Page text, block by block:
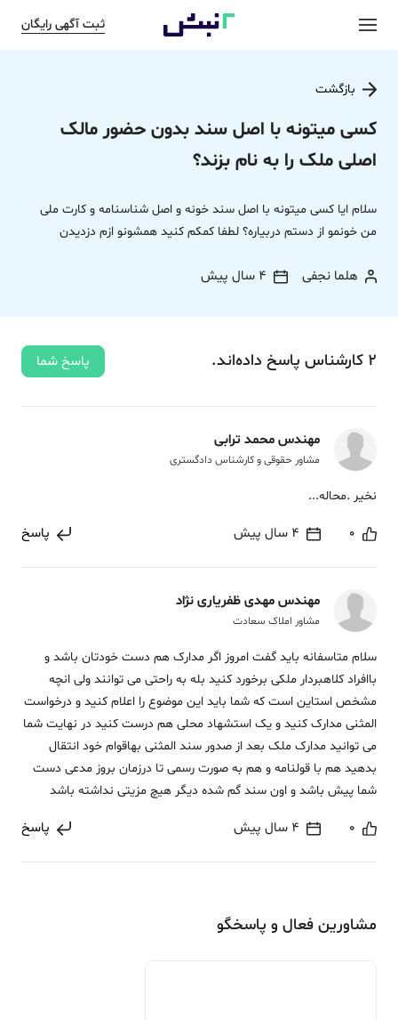
ثبت آگهی رایگان
بازگشت
کسی میتونه با اصل سند بدون حضور مالک
اصلی ملک را به نام بزند؟
سلام ایا کسی میتونه با اصل سند خونه و اصل شناسنامه و کارت ملی
من خونمو از دستم دربیاره؟ لطفا کمکم کنید همشونو ازم دزدیدن
هلما نجفی 4 سال پیش
2 کارشناس پاسخ داده‌اند. پاسخ شما
مهندس محمد ترابی
مشاور حقوقی و کارشناس دادگستری
نخیر .محاله...
0 4 سال پیش پاسخ
مهندس مهدی ظفریاری نژاد
مشاور املاک سعادت
سلام متاسفانه باید گفت امروز اگر مدارک هم دست خودتان باشد و
باافراد کلاهبردار ملکی برخورد کنید بله به راحتی می توانند ولی انچه
مشخص استاین است که شما باید این موضوع را اعلام کنید و درخواست
المثنی مدارک کنید و یک استشهاد محلی هم درست کنید در نهایت شما
می توانید مدارک ملک بعد از صدور سند المثنی بهاقوام خود انتقال
بدهید هم با قولنامه و هم به صورت رسمی تا درزمان بروز مدعی دست
شما پیش باشد و اون سند گم شده دیگر هیچ مزیتی نداشته باشد
0 4 سال پیش پاسخ
مشاورین فعال و پاسخگو